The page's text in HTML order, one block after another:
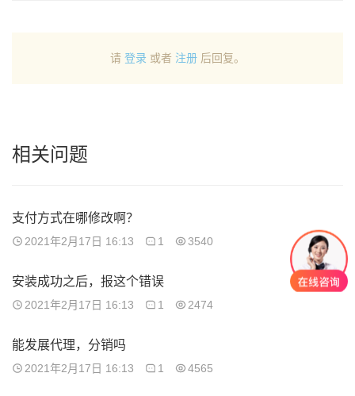
请 登录 或者 注册 后回复。
相关问题
支付方式在哪修改啊？
2021年2月17日 16:13 1 3540
安装成功之后，报这个错误
2021年2月17日 16:13 1 2474
能发展代理，分销吗
2021年2月17日 16:13 1 4565